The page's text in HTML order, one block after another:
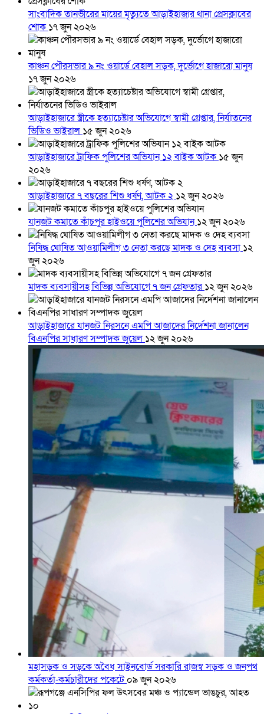
সাংবাদিক তানভীরের মায়ের মৃত্যুতে আড়াইহাজার থানা প্রেসক্লাবের
শোক ১৭ জুন ২০২৬
কাঞ্চন পৌরসভার ৯ নং ওয়ার্ডে বেহাল সড়ক, দুর্ভোগে হাজারো মানুষ
১৭ জুন ২০২৬
আড়াইহাজারে স্ত্রীকে হত্যাচেষ্টার অভিযোগে স্বামী গ্রেপ্তার, নির্যাতনের
ভিডিও ভাইরাল ১৫ জুন ২০২৬
আড়াইহাজারে ট্রাফিক পুলিশের অভিযান ১২ বাইক আটক ১৫ জুন
২০২৬
আড়াইহাজারে ৭ বছরের শিশু ধর্ষণ, আটক ২ ১২ জুন ২০২৬
যানজট কমাতে কাঁচপুর হাইওয়ে পুলিশের অভিযান১২ জুন ২০২৬
নিষিদ্ধ ঘোষিত আওয়ামিলীগ ৩ নেতা করছে মাদক ও দেহ ব্যবসা ১২
জুন ২০২৬
মাদক ব্যবসায়ীসহ বিভিন্ন অভিযোগে ৭ জন গ্রেফতার১২ জুন ২০২৬
আড়াইহাজারে যানজট নিরসনে এমপি আজাদের নির্দেশনা জানালেন
বিএনপির সাধারণ সম্পাদক জুয়েল ১২ জুন ২০২৬
মহাসড়ক ও সড়কে অবৈধ সাইনবোর্ড সরকারি রাজস্ব সড়ক ও জনপথ
কর্মকর্তা-কর্মচারীদের পকেটে০৯ জুন ২০২৬